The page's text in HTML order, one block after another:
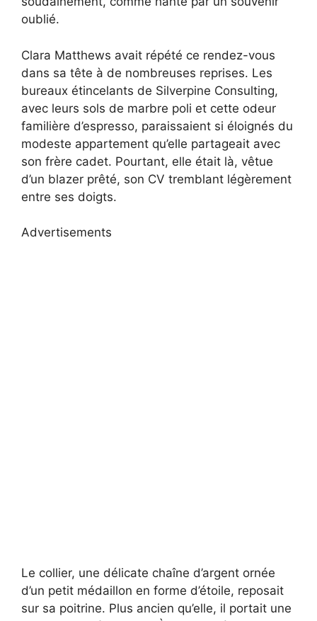
oublié.
Clara Matthews avait répété ce rendez-vous
dans sa tête à de nombreuses reprises. Les
bureaux étincelants de Silverpine Consulting,
avec leurs sols de marbre poli et cette odeur
familière d’espresso, paraissaient si éloignés du
modeste appartement qu’elle partageait avec
son frère cadet. Pourtant, elle était là, vêtue
d’un blazer prêté, son CV tremblant légèrement
entre ses doigts.
Advertisements
Le collier, une délicate chaîne d’argent ornée
d’un petit médaillon en forme d’étoile, reposait
sur sa poitrine. Plus ancien qu’elle, il portait une